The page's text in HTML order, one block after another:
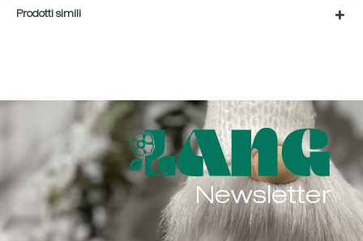
Prodotti simili
Newsletter